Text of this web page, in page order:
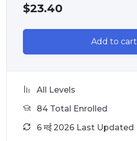
$23.40
Add to cart
All Levels
84 Total Enrolled
6 मई 2026 Last Updated